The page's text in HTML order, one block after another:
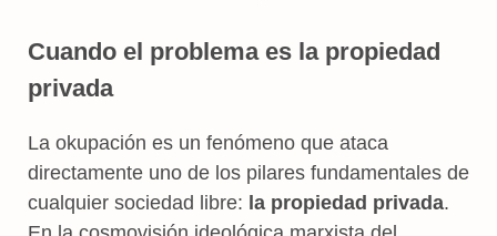
Cuando el problema es la propiedad
privada
La okupación es un fenómeno que ataca
directamente uno de los pilares fundamentales de
cualquier sociedad libre: la propiedad privada.